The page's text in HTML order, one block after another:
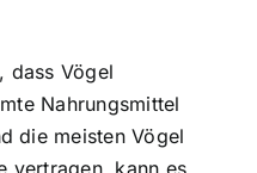
dass Vögel
Nahrungsmittel
die meisten Vögel